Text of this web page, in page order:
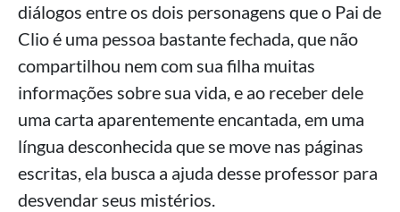
diálogos entre os dois personagens que o Pai de
Clio é uma pessoa bastante fechada, que não
compartilhou nem com sua filha muitas
informações sobre sua vida, e ao receber dele
uma carta aparentemente encantada, em uma
língua desconhecida que se move nas páginas
escritas, ela busca a ajuda desse professor para
desvendar seus mistérios.